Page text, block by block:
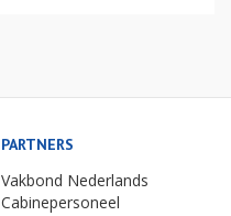
PARTNERS
Vakbond Nederlands
Cabinepersoneel